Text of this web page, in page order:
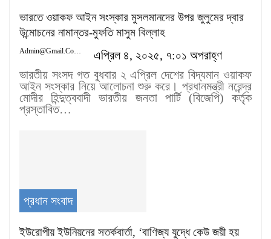
ভারতে ওয়াকফ আইন সংস্কার মুসলমানদের উপর জুলুমের দ্বার
উন্মোচনের নামান্তর-মুফতি মাসুম বিল্লাহ
Admin@gmail.com
এপ্রিল ৪, ২০২৫, ৭:০১ অপরাহ্ণ
ভারতীয় সংসদ গত বুধবার ২ এপ্রিল দেশের বিদ্যমান ওয়াকফ
আইন সংস্কার নিয়ে আলোচনা শুরু করে। প্রধানমন্ত্রী নরেন্দ্র
মোদীর হিন্দুত্ববাদী ভারতীয় জনতা পার্টি (বিজেপি) কর্তৃক
প্রস্তাবিত…
প্রধান সংবাদ
ইউরোপীয় ইউনিয়নের সতর্কবার্তা, ‘বাণিজ্য যুদ্ধে কেউ জয়ী হয়